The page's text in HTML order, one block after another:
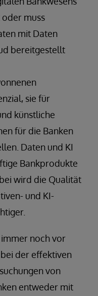
muss
mit Daten
bereitgestellt
sie für
künstliche
für die Banken
Daten und KI
Bankprodukte
wird die Qualität
und KI-
noch vor
der effektiven
von
entweder mit